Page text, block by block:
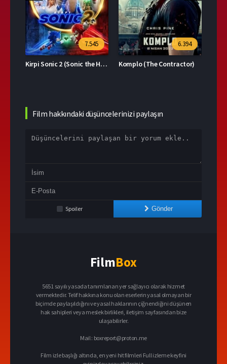
7.545
Kirpi Sonic 2 (Sonic the Hedgehog 2)
6.394
Komplo (The Contractor)
Film hakkındaki düşüncelerinizi paylaşın
Spoiler Gönder
FilmBox
5651 sayılı yasada tanımlanan yer sağlayıcı olarak hizmet
vermektedir. Telif hakkına konu olan eserlerin yasal olmayan bir
biçimde paylaşıldığını ve yasal haklarının çiğnendiğini düşünen
hak sahipleri veya meslek birlikleri, iletişim sayfasından bize
ulaşabilirler.
Mail : boxreport@proton.me
Film izle başlığı altında, en yeni hit filmleri Full izleme keyfini